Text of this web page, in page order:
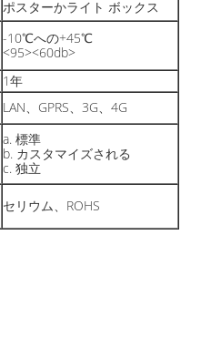
ポスターかライト ボックス
-10℃への+45℃
<95><60db>
1年
LAN、GPRS、3G、4G
a. 標準
b. カスタマイズされる
c. 独立
セリウム、ROHS